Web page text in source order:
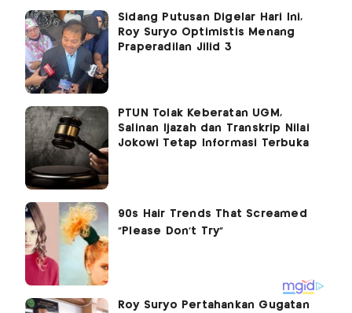
Sidang Putusan Digelar Hari Ini,
Roy Suryo Optimistis Menang
Praperadilan Jilid 3
PTUN Tolak Keberatan UGM,
Salinan Ijazah dan Transkrip Nilai
Jokowi Tetap Informasi Terbuka
Roy Suryo Pertahankan Gugatan